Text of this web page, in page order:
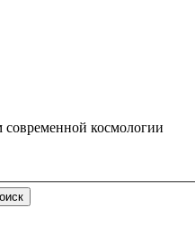
космологии